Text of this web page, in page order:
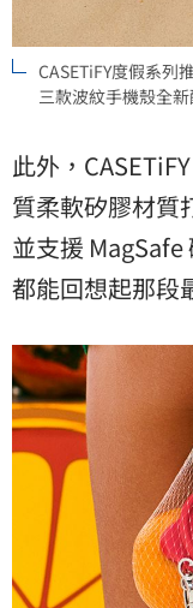
CASETiFY度假系列
三款波紋手機殼全
此外，
質柔軟矽膠材質
並支援
都能回想起那段